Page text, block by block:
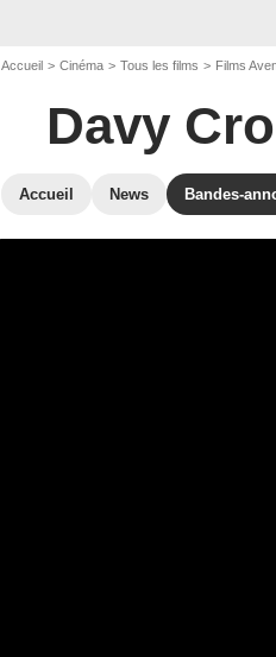
Accueil Cinéma Tous les films Films
Davy
Accueil News Bandes-